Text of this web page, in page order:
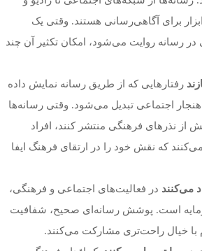
برای آگاهی‌رسانی هستند. وقتی یک
در رسانه روایت می‌شود، امکان تکثیر آن چند
رفتارهایی که از طریق رسانه نمایش داده
اجتماعی تبدیل می‌شود. وقتی رسانه‌ها
از نذرهای فرهنگی منتشر کنند، افراد
می‌کنند که نقش خود را در ارتقای فرهنگ ایفا
می‌کنند در فعالیت‌های اجتماعی و فرهنگی،
است. پوشش رسانه‌ای صحیح، شفافیت
با خیال راحت‌تری مشارکت می‌کنند.